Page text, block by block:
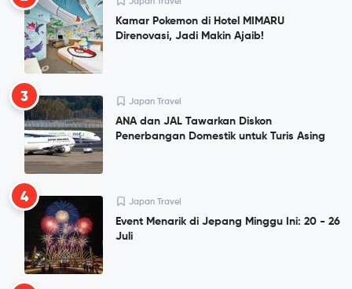
Kamar Pokemon di Hotel MIMARU
Direnovasi, Jadi Makin Ajaib!
3 Japan Travel
ANA dan JAL Tawarkan Diskon
Penerbangan Domestik untuk Turis Asing
4 Japan Travel
Event Menarik di Jepang Minggu Ini: 20 - 26
Juli